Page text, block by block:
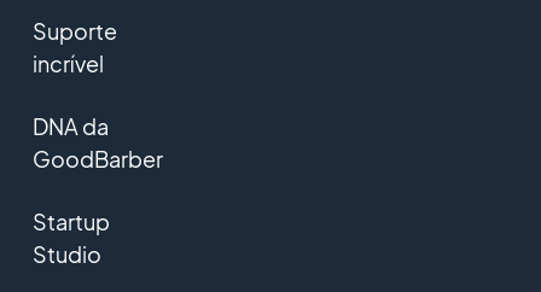
Suporte
incrível
DNA da
GoodBarber
Startup
Studio